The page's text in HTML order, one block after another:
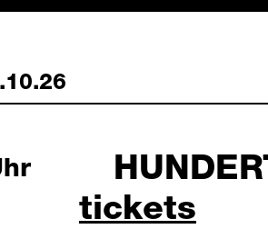
17 October 2026
tickets
hundert